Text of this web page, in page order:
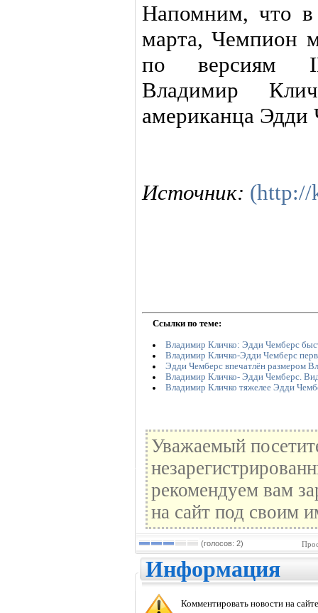
Напомним, что в
марта, Чемпион
по версиям
Владимир
американца Эдди
Источник: (http://
Ссылки по теме:
Владимир Кличко: Эдди Чемберс
Владимир Кличко-Эдди Чемберс
Эдди Чемберс впечатлён размером
Владимир Кличко- Эдди Чемберс.
Владимир Кличко тяжелее Эдди
Уважаемый
рекомендуем вам
на сайт под своим
(голосов: 2)
Информация
Комментировать новости на